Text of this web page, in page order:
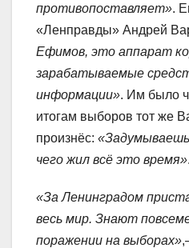
противопоставляет».
«Ленправды» Андрей
Ефимов, это аппарат
зарабатываемые
информации». Им было
итогам выборов тот же
произнёс:
чего жил всё это время».
«За Ленинградом
весь мир. Знают
поражении на выборах»